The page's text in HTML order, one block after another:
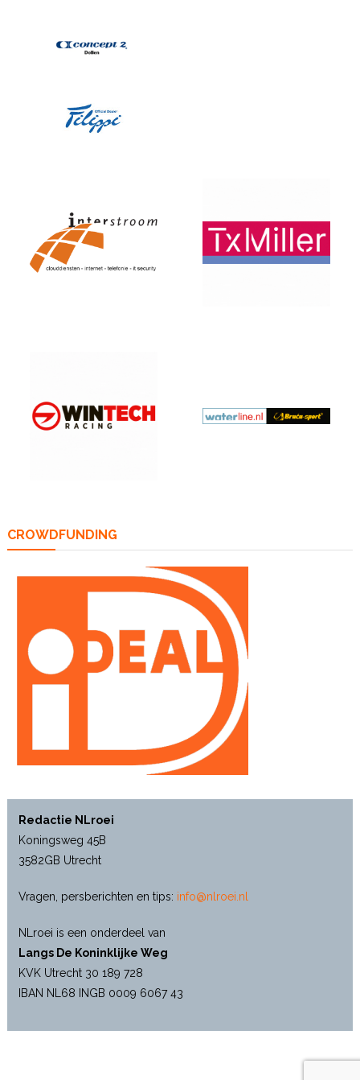
CROWDFUNDING
Redactie NLroei
Koningsweg 45B
3582GB Utrecht
Vragen, persberichten en tips: info@nlroei.nl
NLroei is een onderdeel van
Langs De Koninklijke Weg
KVK Utrecht 30 189 728
IBAN NL68 INGB 0009 6067 43